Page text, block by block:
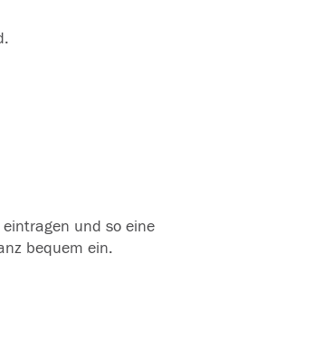
und so eine
bequem ein.